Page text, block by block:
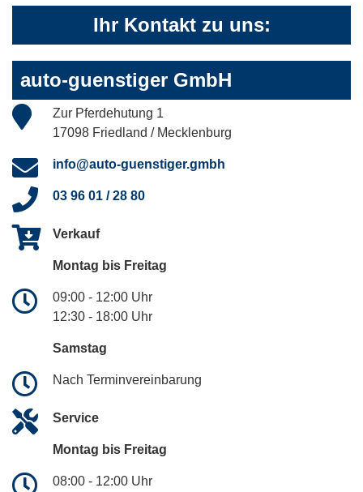
Ihr Kontakt zu uns:
auto-guenstiger GmbH
Zur Pferdehutung 1
17098 Friedland / Mecklenburg
info@auto-guenstiger.gmbh
03 96 01 / 28 80
Verkauf
Montag bis Freitag
09:00 - 12:00 Uhr
12:30 - 18:00 Uhr
Samstag
Nach Terminvereinbarung
Service
Montag bis Freitag
08:00 - 12:00 Uhr